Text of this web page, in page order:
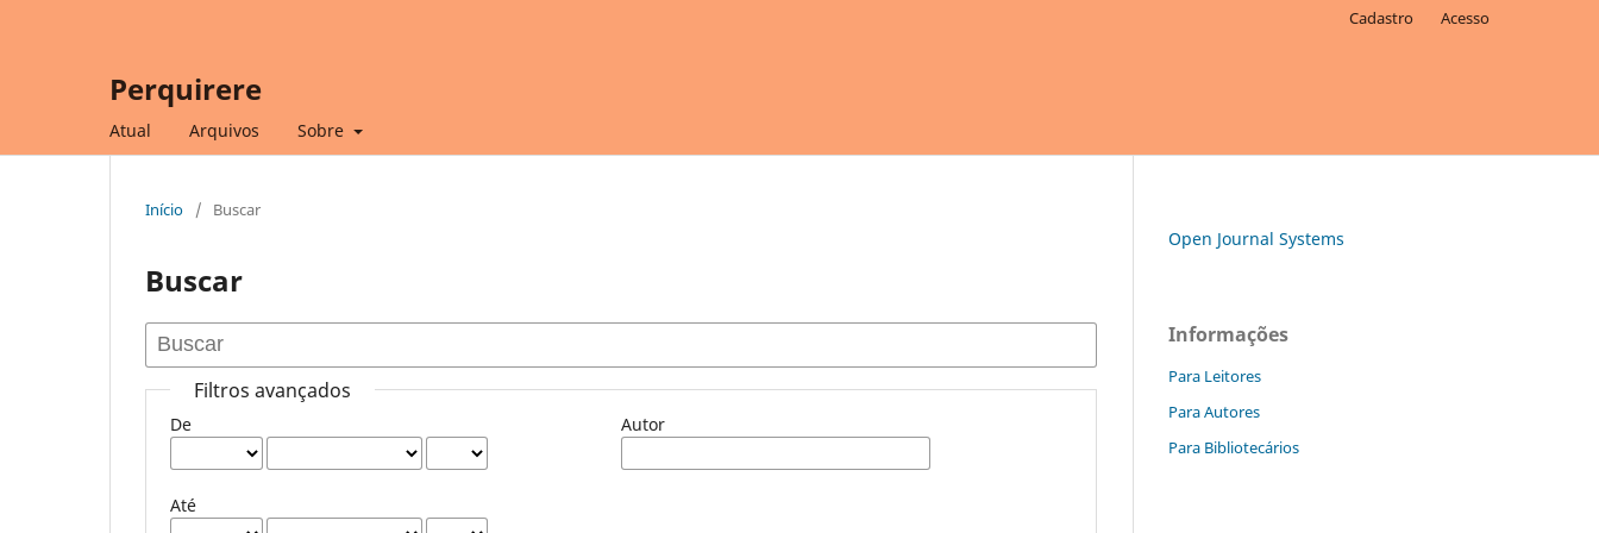
Perquirere
Atual Arquivos Sobre
Cadastro Acesso
Início / Buscar
Buscar
Filtros avançados
De
Até
Autor
Open Journal Systems
Informações
Para Leitores
Para Autores
Para Bibliotecários